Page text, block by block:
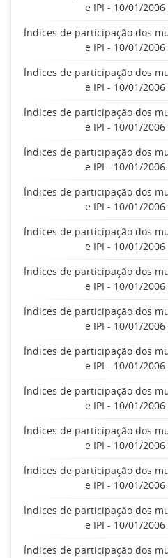
e IPI - 10/01/
Índices de participação dos
e IPI - 10/01/
Índices de participação dos
e IPI - 10/01/
Índices de participação dos
e IPI - 10/01/
Índices de participação dos
e IPI - 10/01/
Índices de participação dos
e IPI - 10/01/
Índices de participação dos
e IPI - 10/01/
Índices de participação dos
e IPI - 10/01/
Índices de participação dos
e IPI - 10/01/
Índices de participação dos
e IPI - 10/01/
Índices de participação dos
e IPI - 10/01/
Índices de participação dos
e IPI - 10/01/
Índices de participação dos
e IPI - 10/01/
Índices de participação dos
e IPI - 10/01/
Índices de participação dos